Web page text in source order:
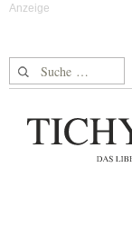
Suche nach: